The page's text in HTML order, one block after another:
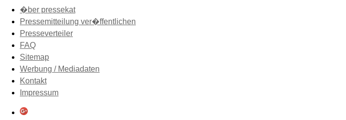
�ber pressekat
Pressemitteilung ver�ffentlichen
Presseverteiler
FAQ
Sitemap
Werbung / Mediadaten
Kontakt
Impressum